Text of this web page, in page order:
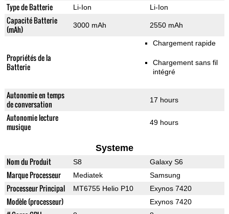
Type de Batterie Li-Ion Li-Ion
Capacité Batterie
(mAh)
3000 mAh 2550 mAh
Propriétés de la
Batterie
Chargement rapide
Chargement sans fil
intégré
Autonomie en temps
de conversation
17 hours
Autonomie lecture
musique
49 hours
Systeme
Nom du Produit S8 Galaxy S6
Marque Processeur Mediatek Samsung
Processeur Principal MT6755 Helio P10 Exynos 7420
Modèle (processeur) Exynos 7420